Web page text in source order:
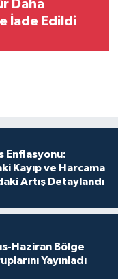
Daha
İade Edildi
Enflasyonu:
Kayıp ve Harcama
Artış Detaylandı
Haziran Bölge
Yayınladı